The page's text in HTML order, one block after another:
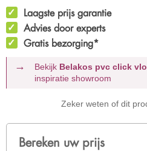
Laagste prijs garantie
Advies door experts
Gratis bezorging*
Bekijk Belakos pvc click
inspiratie showroom
Zeker weten of dit
Bereken uw prijs